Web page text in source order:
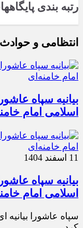
رتبه بندی
انتظامی و حوادث
بیانیه سپاه
اسلامی امام
11 اسفند 1404
بیانیه سپاه
اسلامی امام
سپاه عاشورا بیانیه